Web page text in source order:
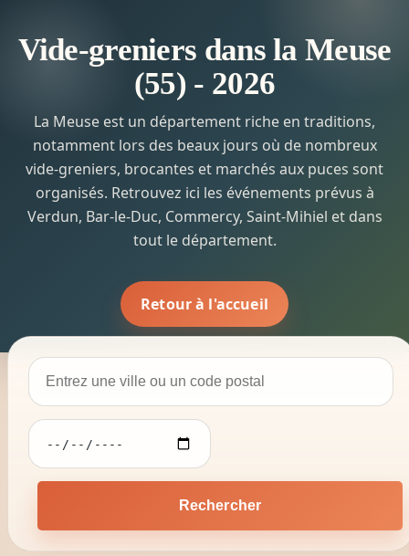
Vide-greniers dans la Meuse
(55) - 2026
La Meuse est un département riche en traditions,
notamment lors des beaux jours où de nombreux
vide-greniers, brocantes et marchés aux puces sont
organisés. Retrouvez ici les événements prévus à
Verdun, Bar-le-Duc, Commercy, Saint-Mihiel et dans
tout le département.
Retour à l'accueil
Rechercher